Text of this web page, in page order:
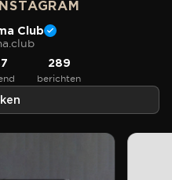
INSTAGRAM
Club
289
berichten